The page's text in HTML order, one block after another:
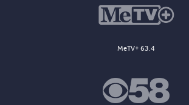
MeTV+ 63.4